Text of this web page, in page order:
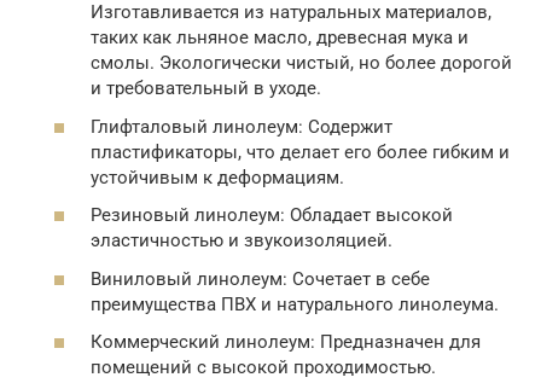
Изготавливается из натуральных материалов,
таких как льняное масло, древесная мука и
смолы. Экологически чистый, но более дорогой
и требовательный в уходе.
Глифталовый линолеум: Содержит
пластификаторы, что делает его более гибким и
устойчивым к деформациям.
Резиновый линолеум: Обладает высокой
эластичностью и звукоизоляцией.
Виниловый линолеум: Сочетает в себе
преимущества ПВХ и натурального линолеума.
Коммерческий линолеум: Предназначен для
помещений с высокой проходимостью.